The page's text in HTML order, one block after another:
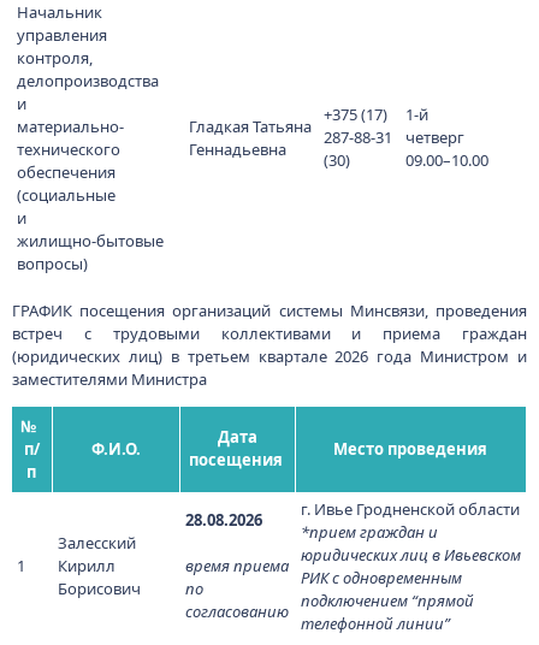
Начальник
управления
контроля,
делопроизводства
и
материально-
технического
обеспечения
(социальные
и
жилищно-бытовые
вопросы)
Гладкая Татьяна
Геннадьевна
+375 (17)
287-88-31
(30)
1-й
четверг
09.00–10.00
ГРАФИК посещения организаций системы Минсвязи, проведения
встреч с трудовыми коллективами и приема граждан
(юридических лиц) в третьем квартале 2026 года Министром и
заместителями Министра
№
п/
п
Ф.И.О.
Дата
посещения
Место проведения
1
Залесский
Кирилл
Борисович
28.08.2026
время приема
по
согласованию
г. Ивье Гродненской области
*прием граждан и
юридических лиц в Ивьевском
РИК с одновременным
подключением “прямой
телефонной линии”